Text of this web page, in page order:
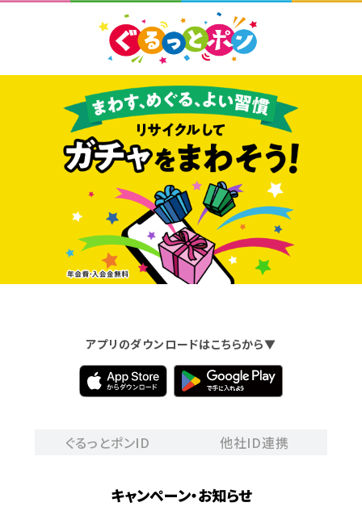
アプリのダウンロードはこちらから▼
ぐるっとポンID 他社ID連携
キャンペーン・お知らせ